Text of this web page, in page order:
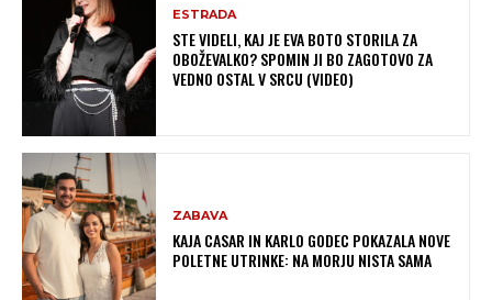
ESTRADA
STE VIDELI, KAJ JE EVA BOTO STORILA ZA
OBOŽEVALKO? SPOMIN JI BO ZAGOTOVO ZA
VEDNO OSTAL V SRCU (VIDEO)
ZABAVA
KAJA CASAR IN KARLO GODEC POKAZALA NOVE
POLETNE UTRINKE: NA MORJU NISTA SAMA